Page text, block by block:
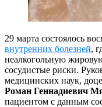
29 марта состоялось
внутренних болезней,
неалкогольную
сосудистые риски.
медицинских наук,
Роман Геннадиевич
пациентом с данным